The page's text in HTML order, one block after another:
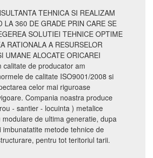
TEHNICA SI REALIZAM
LA 360 DE GRADE PRIN CARE SE
SOLUTIEI TEHNICE OPTIME
RATIONALA A RESURSELOR
UMANE ALOCATE ORICAREI
calitate de producator am
de calitate ISO9001/2008 si
celor mai riguroase
Compania noastra produce
- santier - locuinta ) metalice
modulare de ultima generatie, dupa
imbunatatite metode tehnice de
pentru tot teritoriul tarii.